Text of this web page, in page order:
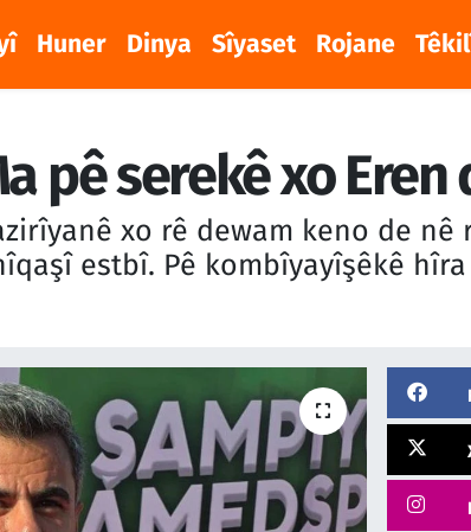
Huner Dinya Sîyaset Rojane
pê serekê xo Eren
xo rê dewam keno de nê
estbî. Pê kombîyayîşêkê